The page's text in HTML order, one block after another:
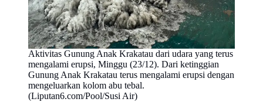
Aktivitas Gunung Anak Krakatau dari udara yang terus
mengalami erupsi, Minggu (23/12). Dari ketinggian
Gunung Anak Krakatau terus mengalami erupsi dengan
mengeluarkan kolom abu tebal.
(Liputan6.com/Pool/Susi Air)